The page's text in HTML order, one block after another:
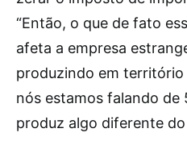
“Então, o que de fato
afeta a empresa
produzindo em
nós estamos falando de
produz algo diferente